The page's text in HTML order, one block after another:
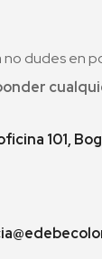
no dudes en
101,